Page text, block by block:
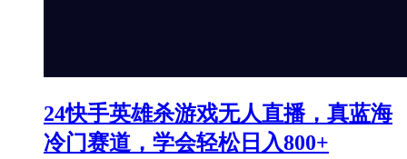
24快手英雄杀游戏无人直播，真蓝海
冷门赛道，学会轻松日入800+